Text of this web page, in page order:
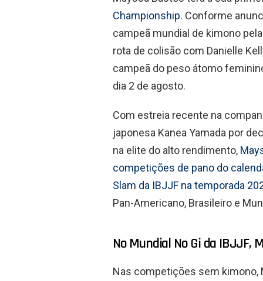
Championship. Conforme
campeã mundial de kimono
rota de colisão com Danielle
campeã do peso átomo
dia 2 de agosto.
Com estreia recente na
japonesa Kanea Yamada por
na elite do alto rendimento,
competições de pano do
Slam da IBJJF na temporada
Pan-Americano, Brasileiro e
No Mundial No Gi da IBJJF,
Nas competições sem kimono,